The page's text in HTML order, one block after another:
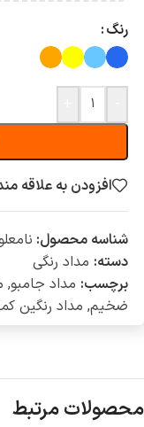
رنگ
افزودن به علاقه
شناسه محصول:
دسته: مداد رنگی
برچسب: مداد جامبو,
ضخیم, مداد رنگین
محصولات مرتبط